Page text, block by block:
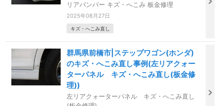
リアバンパー キズ・へこみ 板金修理
2025年08月27日
キズ・へこみ直し
群馬県前橋市|ステップワゴン(ホンダ)
のキズ・へこみ直し事例(左リアクォー
ターパネル キズ・へこみ直し(板金修
理))
左リアクォーターパネル キズ・へこみ直し